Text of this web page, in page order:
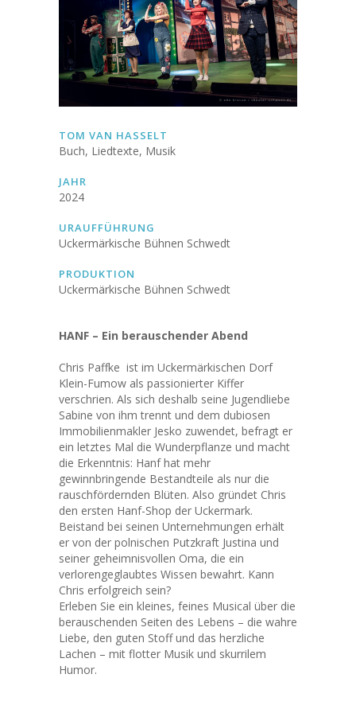
TOM VAN HASSELT
Buch, Liedtexte, Musik
JAHR
2024
URAUFFÜHRUNG
Uckermärkische Bühnen Schwedt
PRODUKTION
Uckermärkische Bühnen Schwedt
HANF – Ein berauschender Abend
Chris Paffke ist im Uckermärkischen Dorf
Klein-Fumow als passionierter Kiffer
verschrien. Als sich deshalb seine Jugendliebe
Sabine von ihm trennt und dem dubiosen
Immobilienmakler Jesko zuwendet, befragt er
ein letztes Mal die Wunderpflanze und macht
die Erkenntnis: Hanf hat mehr
gewinnbringende Bestandteile als nur die
rauschfördernden Blüten. Also gründet Chris
den ersten Hanf-Shop der Uckermark.
Beistand bei seinen Unternehmungen erhält
er von der polnischen Putzkraft Justina und
seiner geheimnisvollen Oma, die ein
verlorengeglaubtes Wissen bewahrt. Kann
Chris erfolgreich sein?
Erleben Sie ein kleines, feines Musical über die
berauschenden Seiten des Lebens – die wahre
Liebe, den guten Stoff und das herzliche
Lachen – mit flotter Musik und skurrilem
Humor.